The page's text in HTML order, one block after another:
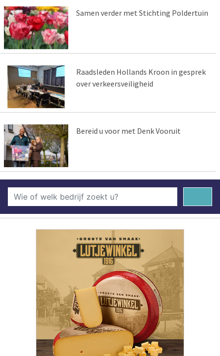
Samen verder met Stichting Poldertuin
Raadsleden Hollands Kroon in gesprek
over verkeersveiligheid
Bereid u voor met Denk Vooruit